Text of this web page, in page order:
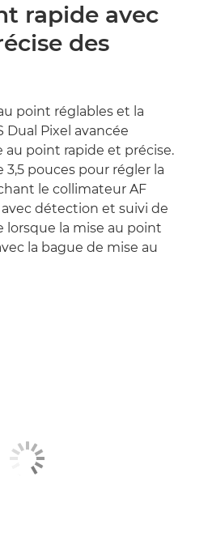
rapide avec
des
point réglables et la
Dual Pixel avancée
point rapide et précise.
3,5 pouces pour régler la
le collimateur AF
détection et suivi de
lorsque la mise au point
la bague de mise au